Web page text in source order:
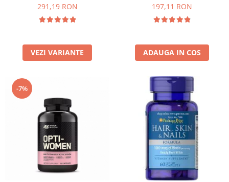
291,19 RON
VEZI VARIANTE
197,11 RON
ADAUGA IN COS
-7%